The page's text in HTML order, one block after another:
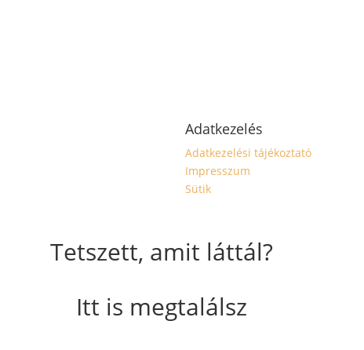
Adatkezelés
Adatkezelési tájékoztató
Impresszum
Sütik
Tetszett, amit láttál?
Itt is megtalálsz